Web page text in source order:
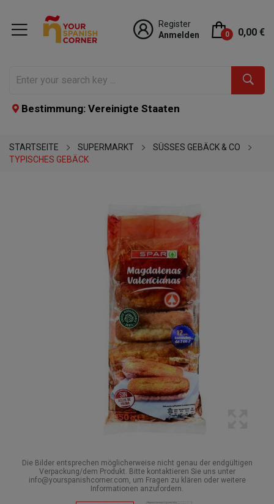
Register
Anmelden
0 0,00 €
Bestimmung: Vereinigte Staaten
STARTSEITE SUPERMARKT
SÜSSES GEBÄCK & CO
TYPISCHES GEBÄCK
Die Bilder entsprechen möglicherweise nicht genau der endgültigen
Verpackung/dem Produkt. Bitte kontaktieren Sie uns unter
info@yourspanishcorner.com, um Fragen zu klären oder weitere
Informationen anzufordern.